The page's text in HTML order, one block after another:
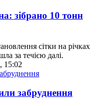
зібрано 10 тонн
сітки на річках
за течією далі.
15:02
забруднення